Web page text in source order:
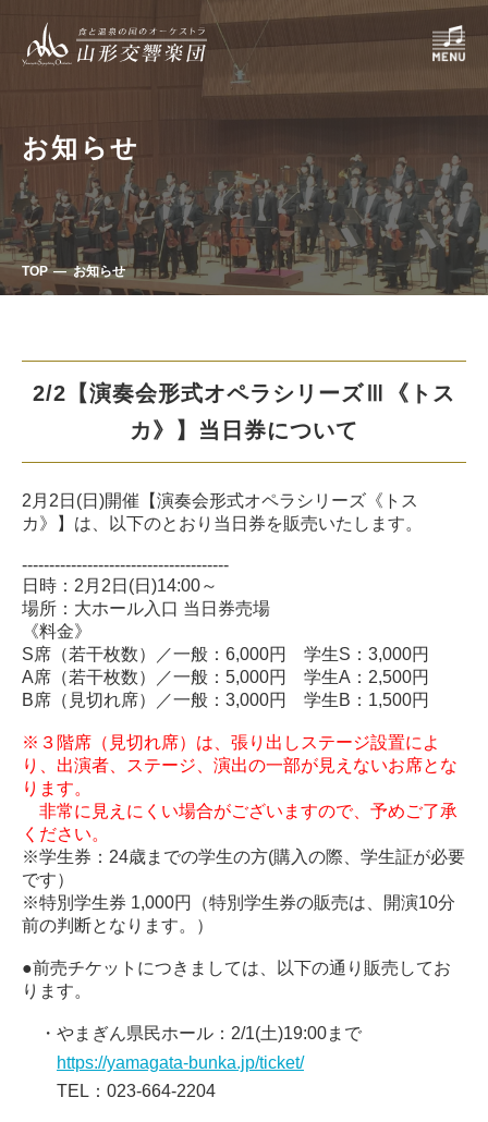
お知らせ
TOP お知らせ
2/2【演奏会形式オペラシリーズⅢ《トス
カ》】当日券について
2月2日(日)開催【演奏会形式オペラシリーズ《トス
カ》】は、以下のとおり当日券を販売いたします。
--------------------------------------
日時：2月2日(日)14:00～
場所：大ホール入口 当日券売場
《料金》
S席（若干枚数）／一般：6,000円 学生S：3,000円
A席（若干枚数）／一般：5,000円 学生A：2,500円
B席（見切れ席）／一般：3,000円 学生B：1,500円
※３階席（見切れ席）は、張り出しステージ設置によ
り、出演者、ステージ、演出の一部が見えないお席とな
ります。
非常に見えにくい場合がございますので、予めご了承
ください。
※学生券：24歳までの学生の方(購入の際、学生証が必要
です）
※特別学生券 1,000円（特別学生券の販売は、開演10分
前の判断となります。）
●前売チケットにつきましては、以下の通り販売してお
ります。
・やまぎん県民ホール：2/1(土)19:00まで
https://yamagata-bunka.jp/ticket/
TEL：023-664-2204